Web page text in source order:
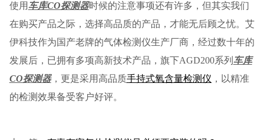
使用 车库CO探测器时候的注意事项还有许多，但其实我们
在购买产品之际，选择高品质的产品，才能无后顾之忧。艾
伊科技作为国产老牌的气体检测仪生产厂商，经过数十年的
发展后，已拥有多项高新技术产品，旗下AGD200系列 车库
CO探测器，更是采用高品质手持式氧含量检测仪 ，以精准
的检测效果备受客户好评。